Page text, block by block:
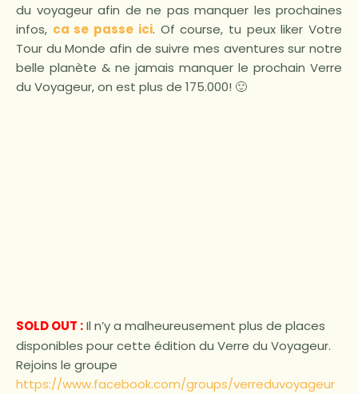
du voyageur afin de ne pas manquer les prochaines
infos, ca se passe ici. Of course, tu peux liker Votre
Tour du Monde afin de suivre mes aventures sur notre
belle planète & ne jamais manquer le prochain Verre
du Voyageur, on est plus de 175.000! 🙂
SOLD OUT :Il n’y a malheureusement plus de places
disponibles pour cette édition du Verre du Voyageur.
Rejoins le groupe
https://www.facebook.com/groups/verreduvoyageur